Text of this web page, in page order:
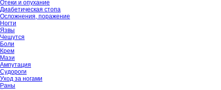
Отеки и опухание
Диабетическая стопа
Осложнения, поражение
Ногти
Язвы
Чешутся
Боли
Крем
Мази
Ампутация
Судороги
Уход за ногами
Раны